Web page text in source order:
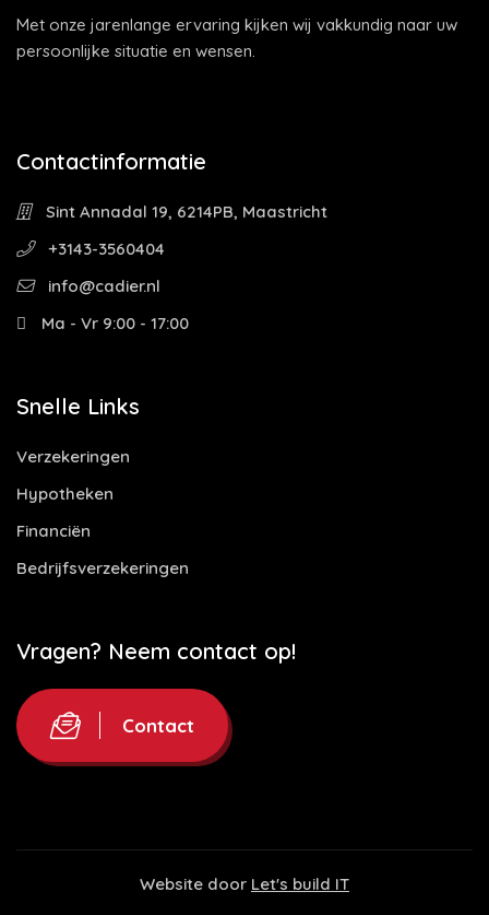
Met onze jarenlange ervaring kijken wij vakkundig naar uw
persoonlijke situatie en wensen.
Contactinformatie
Sint Annadal 19, 6214PB, Maastricht
+3143-3560404
info@cadier.nl
Ma - Vr 9:00 - 17:00
Snelle Links
Verzekeringen
Hypotheken
Financiën
Bedrijfsverzekeringen
Vragen? Neem contact op!
Contact
Website door Let's build IT